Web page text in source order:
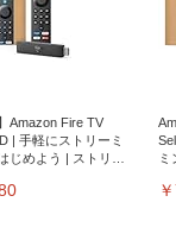
Amazon Fire TV
| 手軽にストリーミ
じめよう | ストリー